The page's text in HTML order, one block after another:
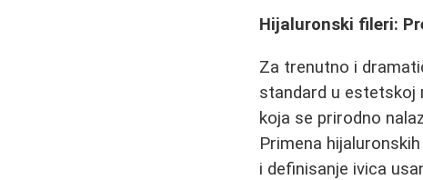
Hijaluronski fileri:
Za trenutno i
standard u estetskoj
koja se prirodno
Primena
i definisanje ivica